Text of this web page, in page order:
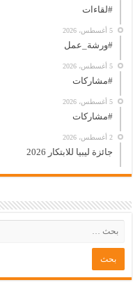
#لقاءات
5 أغسطس، 2026
#ورشة_عمل
5 أغسطس، 2026
#مشاركات
5 أغسطس، 2026
#مشاركات
2 أغسطس، 2026
جائزة ليبيا للابتكار 2026